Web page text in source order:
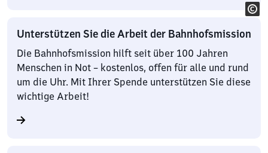
Unterstützen Sie die Arbeit der Bahnhofsmission
Die Bahnhofsmission hilft seit über 100 Jahren
Menschen in Not – kostenlos, offen für alle und rund
um die Uhr. Mit Ihrer Spende unterstützen Sie diese
wichtige Arbeit!